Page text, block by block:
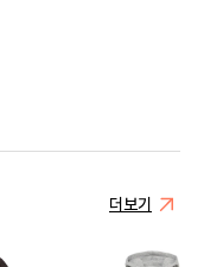
더보기